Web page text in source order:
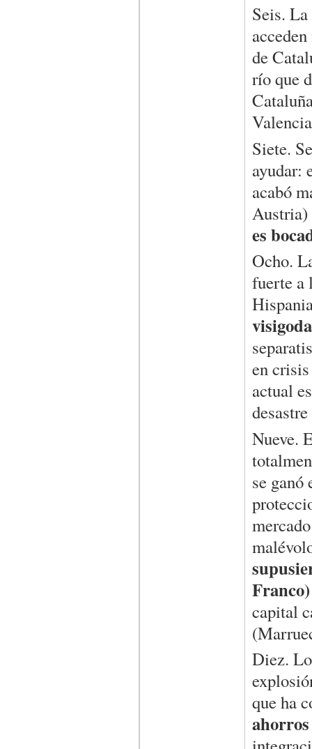
Seis. La
de
río que
Siete.
ayudar:
acabó
es
Ocho.
fuerte a
en
actual
Nueve.
se ganó
capital
Diez.
que ha